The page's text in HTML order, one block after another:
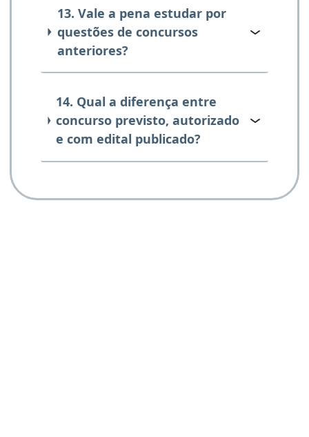
13. Vale a pena estudar por
questões de concursos
anteriores?
14. Qual a diferença entre
concurso previsto, autorizado
e com edital publicado?